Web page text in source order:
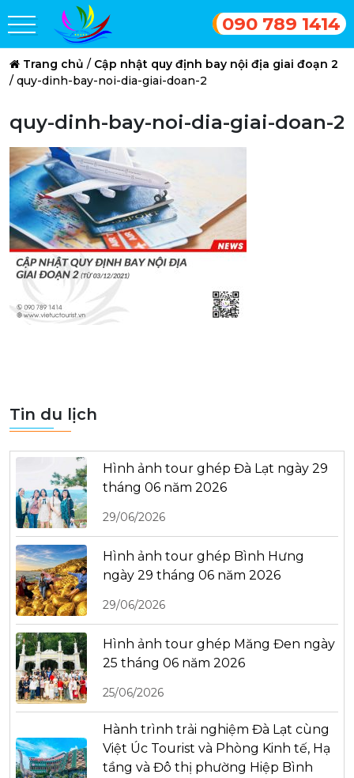
090 789 1414
Trang chủ / Cập nhật quy định bay nội địa giai đoạn 2
/ quy-dinh-bay-noi-dia-giai-doan-2
quy-dinh-bay-noi-dia-giai-doan-2
Tin du lịch
Hình ảnh tour ghép Đà Lạt ngày 29
tháng 06 năm 2026
29/06/2026
Hình ảnh tour ghép Bình Hưng
ngày 29 tháng 06 năm 2026
29/06/2026
Hình ảnh tour ghép Măng Đen ngày
25 tháng 06 năm 2026
25/06/2026
Hành trình trải nghiệm Đà Lạt cùng
Việt Úc Tourist và Phòng Kinh tế, Hạ
tầng và Đô thị phường Hiệp Bình